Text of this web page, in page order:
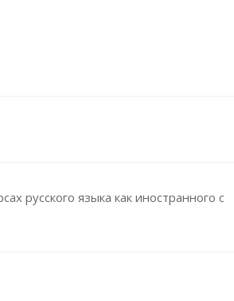
русского языка как иностранного с